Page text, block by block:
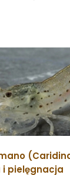
pielęgnacja